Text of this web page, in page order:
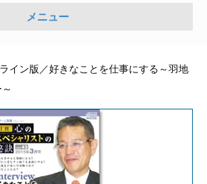
メニュー
イン版／好きなことを仕事にする～羽地